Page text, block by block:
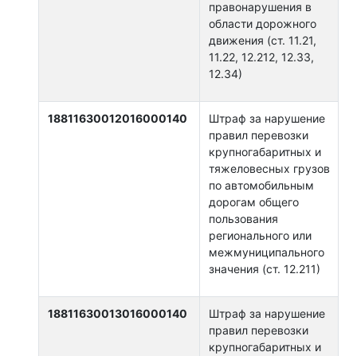
правонарушения в
области дорожного
движения (ст. 11.21,
11.22, 12.212, 12.33,
12.34)
18811630012016000140
Штраф за нарушение
правил перевозки
крупногабаритных и
тяжеловесных грузов
по автомобильным
дорогам общего
пользования
регионального или
межмуниципального
значения (ст. 12.211)
18811630013016000140
Штраф за нарушение
правил перевозки
крупногабаритных и